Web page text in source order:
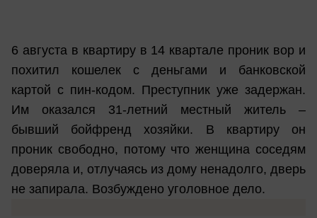
6 августа в квартиру в 14 квартале проник вор и
похитил кошелек с деньгами и банковской
картой с пин-кодом. Преступник уже задержан.
Им оказался 31-летний местный житель –
бывший бойфренд хозяйки. В квартиру он
проник свободно, потому что женщина соседям
доверяла и, отлучаясь из дому ненадолго, дверь
не запирала. Возбуждено уголовное дело.